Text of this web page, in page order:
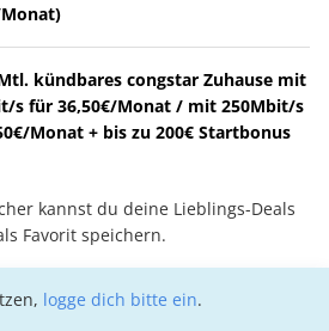
kündbares congstar Zuhause mit
s für 36,50€/Monat / mit 250Mbit/s
Monat + bis zu 200€ Startbonus
kannst du deine Lieblings-Deals
Favorit speichern.
logge dich bitte ein.